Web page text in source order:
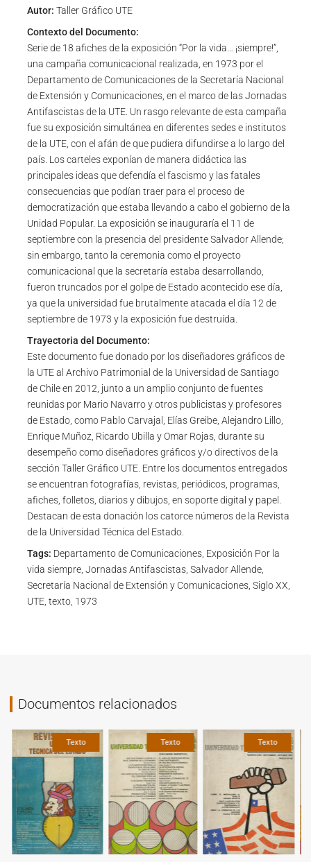
Autor: Taller Gráfico UTE
Contexto del Documento:
Serie de 18 afiches de la exposición “Por la vida… ¡siempre!”,
una campaña comunicacional realizada, en 1973 por el
Departamento de Comunicaciones de la Secretaría Nacional
de Extensión y Comunicaciones, en el marco de las Jornadas
Antifascistas de la UTE. Un rasgo relevante de esta campaña
fue su exposición simultánea en diferentes sedes e institutos
de la UTE, con el afán de que pudiera difundirse a lo largo del
país. Los carteles exponían de manera didáctica las
principales ideas que defendía el fascismo y las fatales
consecuencias que podían traer para el proceso de
democratización que estaba llevando a cabo el gobierno de la
Unidad Popular. La exposición se inauguraría el 11 de
septiembre con la presencia del presidente Salvador Allende;
sin embargo, tanto la ceremonia como el proyecto
comunicacional que la secretaría estaba desarrollando,
fueron truncados por el golpe de Estado acontecido ese día,
ya que la universidad fue brutalmente atacada el día 12 de
septiembre de 1973 y la exposición fue destruída.
Trayectoria del Documento:
Este documento fue donado por los diseñadores gráficos de
la UTE al Archivo Patrimonial de la Universidad de Santiago
de Chile en 2012, junto a un amplio conjunto de fuentes
reunidas por Mario Navarro y otros publicistas y profesores
de Estado, como Pablo Carvajal, Elías Greibe, Alejandro Lillo,
Enrique Muñoz, Ricardo Ubilla y Omar Rojas, durante su
desempeño como diseñadores gráficos y/o directivos de la
sección Taller Gráfico UTE. Entre los documentos entregados
se encuentran fotografías, revistas, periódicos, programas,
afiches, folletos, diarios y dibujos, en soporte digital y papel.
Destacan de esta donación los catorce números de la Revista
de la Universidad Técnica del Estado.
Tags: Departamento de Comunicaciones, Exposición Por la
vida siempre, Jornadas Antifascistas, Salvador Allende,
Secretaría Nacional de Extensión y Comunicaciones, Siglo XX,
UTE, texto, 1973
Documentos relacionados
Texto Texto Texto